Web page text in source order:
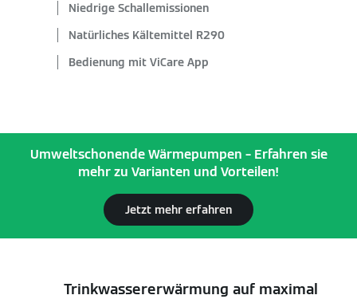
Niedrige Schallemissionen
Natürliches Kältemittel R290
Bedienung mit ViCare App
Umweltschonende Wärmepumpen – Erfahren sie
mehr zu Varianten und Vorteilen!
Jetzt mehr erfahren
Trinkwassererwärmung auf maximal